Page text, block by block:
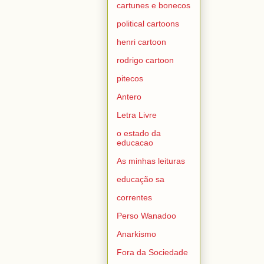
cartunes e bonecos
political cartoons
henri cartoon
rodrigo cartoon
pitecos
Antero
Letra Livre
o estado da
educacao
As minhas leituras
educação sa
correntes
Perso Wanadoo
Anarkismo
Fora da Sociedade